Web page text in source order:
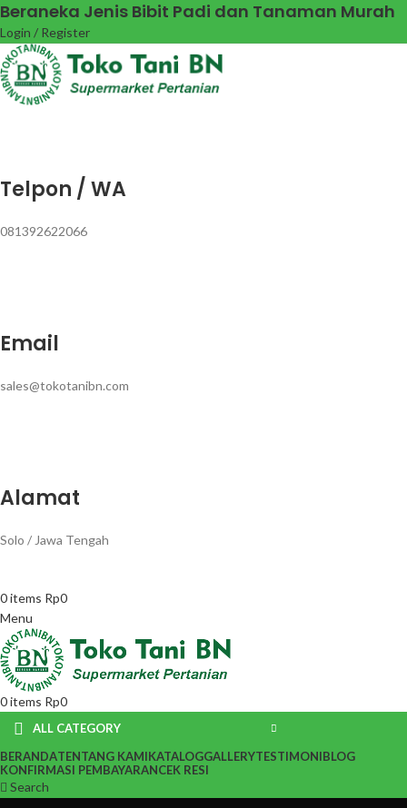
Beraneka Jenis Bibit Padi dan Tanaman Murah
Login / Register
Telpon / WA
081392622066
Email
sales@tokotanibn.com
Alamat
Solo / Jawa Tengah
0items Rp0
Menu
0items Rp0
ALL CATEGORY
BERANDATENTANG KAMIKATALOGGALLERYTESTIMONIBLOG
KONFIRMASI PEMBAYARANCEK RESI
Search